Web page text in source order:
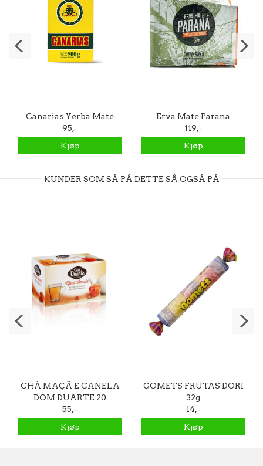
Canarias Yerba Mate
500g
95,-
Kjøp
Erva Mate Parana
Brazilian Chimarrão
119,-
Kjøp
KUNDER SOM SÅ PÅ DETTE SÅ OGSÅ PÅ
CHÁ MAÇÃ E CANELA
DOM DUARTE 20
teposer
55,-
Kjøp
GOMETS FRUTAS DORI
32g
14,-
Kjøp